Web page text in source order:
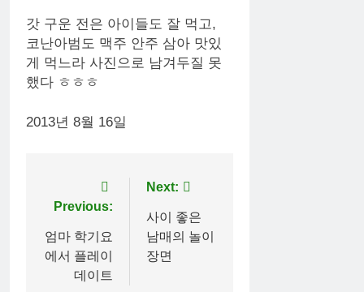
갓 구운 전은 아이들도 잘 먹고,
코난아범도 맥주 안주 삼아 맛있
게 먹느라 사진으로 남겨두질 못
했다 ㅎㅎㅎ
2013년 8월 16일
Previous:
엄마 학기요
에서 플레이
데이트
Next:
사이 좋은
남매의 놀이
장면